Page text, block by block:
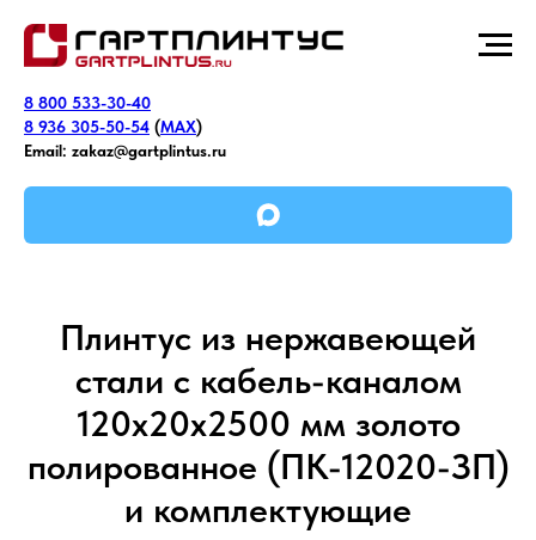
8 800 533-30-40
8 936 305-50-54 (MAX)
Email: zakaz@gartplintus.ru
Плинтус из нержавеющей
стали с кабель-каналом
120х20х2500 мм золото
полированное (ПК-12020-ЗП)
и комплектующие